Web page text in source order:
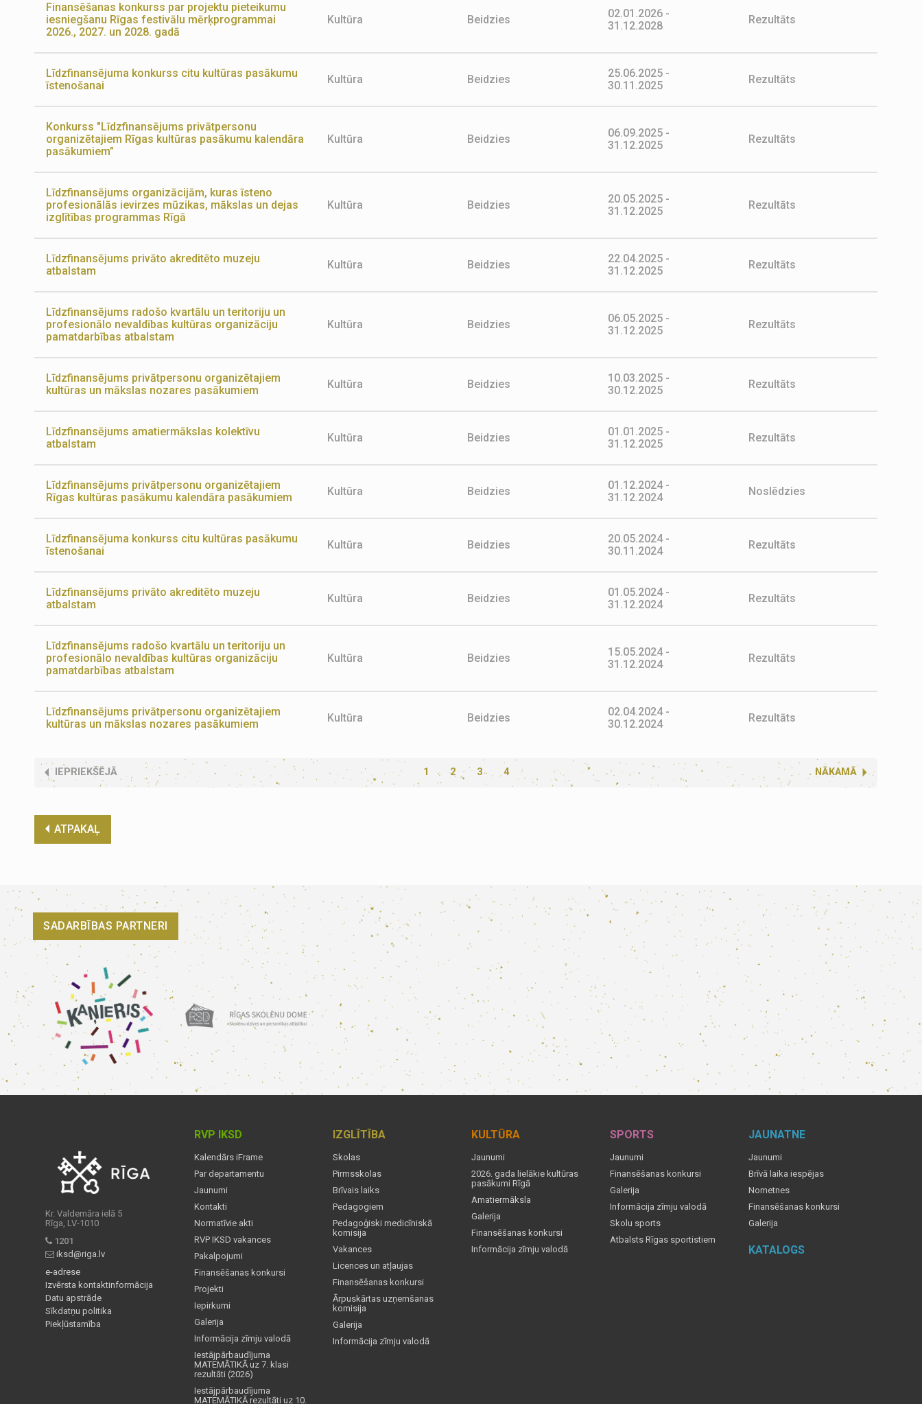
Finansēšanas konkurss par projektu pieteikumu
iesniegšanu Rīgas festivālu mērķprogrammai
2026., 2027. un 2028. gadā
Kultūra Beidzies
02.01.2026 -
31.12.2028
Rezultāts
Līdzfinansējuma konkurss citu kultūras pasākumu
īstenošanai
Kultūra Beidzies
25.06.2025 -
30.11.2025
Rezultāts
Konkurss "Līdzfinansējums privātpersonu
organizētajiem Rīgas kultūras pasākumu kalendāra
pasākumiem”
Kultūra Beidzies
06.09.2025 -
31.12.2025
Rezultāts
Līdzfinansējums organizācijām, kuras īsteno
profesionālās ievirzes mūzikas, mākslas un dejas
izglītības programmas Rīgā
Kultūra Beidzies
20.05.2025 -
31.12.2025
Rezultāts
Līdzfinansējums privāto akreditēto muzeju
atbalstam
Kultūra Beidzies
22.04.2025 -
31.12.2025
Rezultāts
Līdzfinansējums radošo kvartālu un teritoriju un
profesionālo nevaldības kultūras organizāciju
pamatdarbības atbalstam
Kultūra Beidzies
06.05.2025 -
31.12.2025
Rezultāts
Līdzfinansējums privātpersonu organizētajiem
kultūras un mākslas nozares pasākumiem
Kultūra Beidzies
10.03.2025 -
30.12.2025
Rezultāts
Līdzfinansējums amatiermākslas kolektīvu
atbalstam
Kultūra Beidzies
01.01.2025 -
31.12.2025
Rezultāts
Līdzfinansējums privātpersonu organizētajiem
Rīgas kultūras pasākumu kalendāra pasākumiem
Kultūra Beidzies
01.12.2024 -
31.12.2024
Noslēdzies
Līdzfinansējuma konkurss citu kultūras pasākumu
īstenošanai
Kultūra Beidzies
20.05.2024 -
30.11.2024
Rezultāts
Līdzfinansējums privāto akreditēto muzeju
atbalstam
Kultūra Beidzies
01.05.2024 -
31.12.2024
Rezultāts
Līdzfinansējums radošo kvartālu un teritoriju un
profesionālo nevaldības kultūras organizāciju
pamatdarbības atbalstam
Kultūra Beidzies
15.05.2024 -
31.12.2024
Rezultāts
Līdzfinansējums privātpersonu organizētajiem
kultūras un mākslas nozares pasākumiem
Kultūra Beidzies
02.04.2024 -
30.12.2024
Rezultāts
IEPRIEKŠĒJĀ 1 2 3 4 NĀKAMĀ
ATPAKAĻ
SADARBĪBAS PARTNERI
Kr. Valdemāra ielā 5
Rīga, LV-1010
1201
iksd@riga.lv
e-adrese
Izvērsta kontaktinformācija
Datu apstrāde
Sīkdatņu politika
Piekļūstamība
RVP IKSD
Kalendārs iFrame
Par departamentu
Jaunumi
Kontakti
Normatīvie akti
RVP IKSD vakances
Pakalpojumi
Finansēšanas konkursi
Projekti
Iepirkumi
Galerija
Informācija zīmju valodā
Iestājpārbaudījuma
MATEMĀTIKĀ uz 7. klasi
rezultāti (2026)
Iestājpārbaudījuma
MATEMĀTIKĀ rezultāti uz 10.
IZGLĪTĪBA
Skolas
Pirmsskolas
Brīvais laiks
Pedagogiem
Pedagoģiski medicīniskā
komisija
Vakances
Licences un atļaujas
Finansēšanas konkursi
Ārpuskārtas uzņemšanas
komisija
Galerija
Informācija zīmju valodā
KULTŪRA
Jaunumi
2026. gada lielākie kultūras
pasākumi Rīgā
Amatiermāksla
Galerija
Finansēšanas konkursi
Informācija zīmju valodā
SPORTS
Jaunumi
Finansēšanas konkursi
Galerija
Informācija zīmju valodā
Skolu sports
Atbalsts Rīgas sportistiem
JAUNATNE
Jaunumi
Brīvā laika iespējas
Nometnes
Finansēšanas konkursi
Galerija
KATALOGS